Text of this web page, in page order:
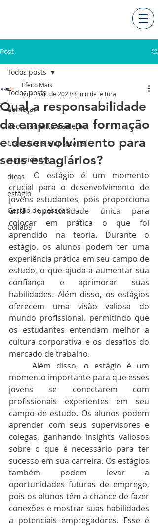
Post
Todos posts
Começar
Recrutamento e seleção
Consultoria empresarial
curiosidades
dicas
estágio
Gestão de pessoas
Collabs
Todos posts
Qual a responsabilidade
da empresa na formação
e desenvolvimento para
seus estagiários?
Efeito Mais
6 de mar. de 2023 3 min de leitura
	O estágio é um momento
crucial para o desenvolvimento de
jovens estudantes, pois proporciona
uma oportunidade única para
colocar em prática o que foi
aprendido na teoria. Durante o
estágio, os alunos podem ter uma
experiência prática em seu campo de
estudo, o que ajuda a aumentar sua
confiança e aprimorar suas
habilidades. Além disso, os estágios
oferecem uma visão valiosa do
mundo profissional, permitindo que
os estudantes entendam melhor a
cultura corporativa e os desafios do
mercado de trabalho.
	Além disso, o estágio é um
momento importante para que esses
jovens se conectarem com
profissionais experientes em seu
campo de estudo. Os alunos podem
aprender com seus supervisores e
colegas, ganhando insights valiosos
sobre o que é necessário para ter
sucesso em sua carreira. Os estágios
também podem levar a
oportunidades futuras de emprego,
pois os alunos têm a chance de fazer
conexões e mostrar suas habilidades
a potenciais empregadores. Esse é